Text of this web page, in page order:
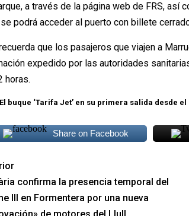
a través de la página web de FRS, así
podrá acceder al puerto con billete
que los pasajeros que viajen a
expedido por las autoridades
horas.
buque ‘Tarifa Jet’ en su primera salida desde
Share on Facebook
confirma la presencia temporal del
III en Formentera por una nueva